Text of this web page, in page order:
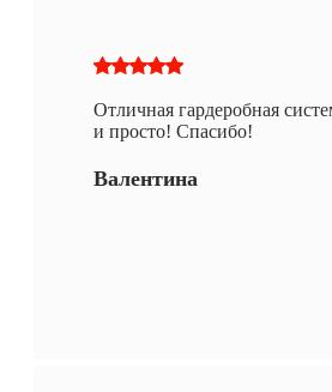
Отличная гардеробная
и просто! Спасибо!
Валентина